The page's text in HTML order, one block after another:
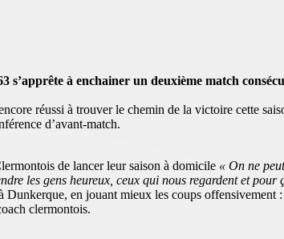
à enchainer un deuxième match
réussi à trouver le chemin de la victoire cette
d’avant-match.
de lancer leur saison à domicile « On ne
les gens heureux, ceux qui nous regardent et
en jouant mieux les coups offensivement :
clermontois.